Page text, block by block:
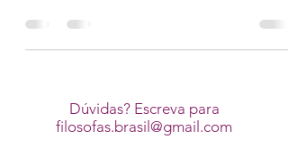
Dúvidas? Escreva para
filosofas.brasil@gmail.com